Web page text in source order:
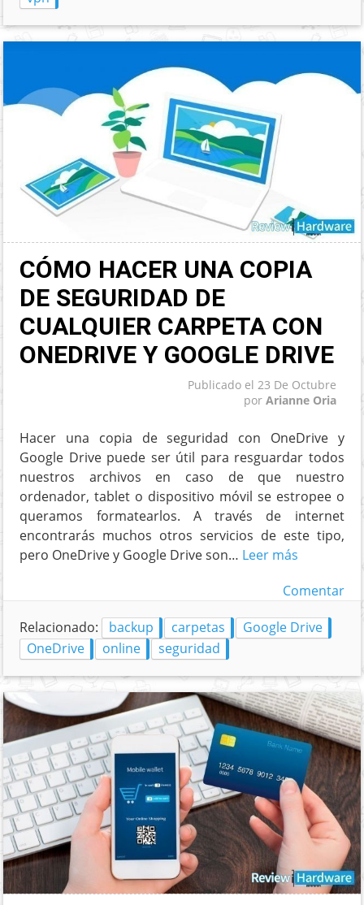
CÓMO HACER UNA COPIA
DE SEGURIDAD DE
CUALQUIER CARPETA CON
ONEDRIVE Y GOOGLE DRIVE
Publicado el 23 De Octubre
por Arianne Oria
Hacer una copia de seguridad con OneDrive y
Google Drive puede ser útil para resguardar todos
nuestros archivos en caso de que nuestro
ordenador, tablet o dispositivo móvil se estropee o
queramos formatearlos. A través de internet
encontrarás muchos otros servicios de este tipo,
pero OneDrive y Google Drive son… Leer más
Comentar
Relacionado: backup carpetas
Google Drive
OneDrive
online seguridad